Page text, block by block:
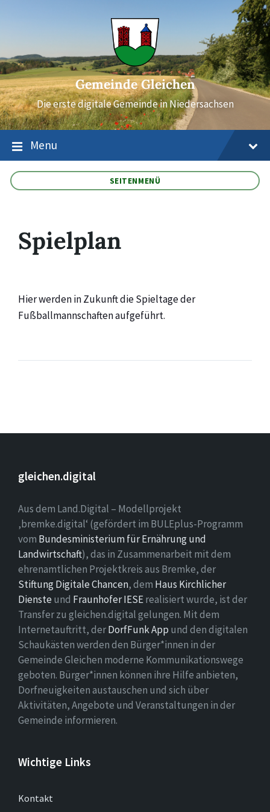
Gemeinde Gleichen
Die erste digitale Gemeinde in Niedersachsen
Menu
SEITENMENÜ
Spielplan
Hier werden in Zukunft die Spieltage der
Fußballmannschaften aufgeführt.
gleichen.digital
Aus dem Land.Digital – Modellprojekt
‚bremke.digital‘ (gefördert im BULEplus-Programm
vom Bundesministerium für Ernährung und
Landwirtschaft), das in Zusammenarbeit mit dem
ehrenamtlichen Projektkreis aus Bremke, der
Stiftung Digitale Chancen, dem Haus Kirchlicher
Dienste und Fraunhofer IESErealisiert wurde, ist der
Transfer zu gleichen.digital gelungen. Mit dem
Internetauftritt, derDorfFunk App und den digitalen
Schaukästen werden den Bürger*innen in der
Gemeinde Gleichen moderne Kommunikationswege
geboten. Bürger*innen können ihre Hilfe anbieten,
Dorfneuigkeiten austauschen und sich über
Aktivitäten, Angebote und Veranstaltungen in der
Gemeinde informieren.
Wichtige Links
Kontakt